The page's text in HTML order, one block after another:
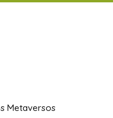
Metaversos